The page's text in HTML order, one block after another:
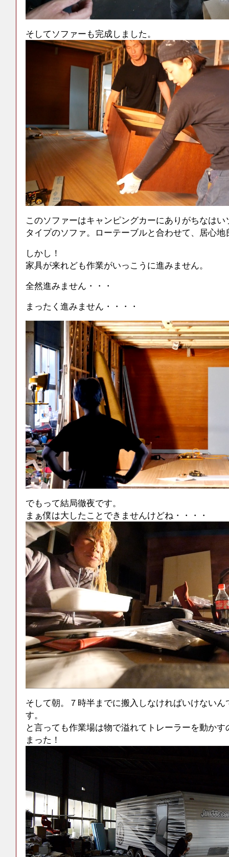
そしてソファーも完成しました。
このソファーはキャンピングカーにありがちなは
タイプのソファ。ローテーブルと合わせて、居心
しかし！
家具が来れども作業がいっこうに進みません。
全然進みません・・・
まったく進みません・・・・
でもって結局徹夜です。
まぁ僕は大したことできませんけどね・・・・
そして朝。７時半までに搬入しなければいけない
す。
と言っても作業場は物で溢れてトレーラーを動か
まった！